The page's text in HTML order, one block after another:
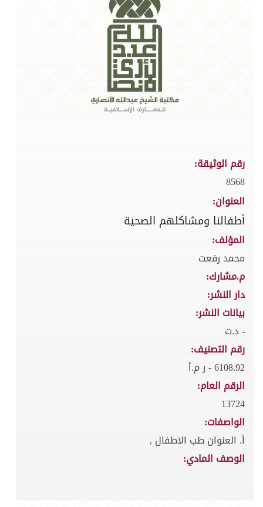
رقم الوثيقة:
8568
العنوان:
أطفالنا ومشاكلهم الصحية
المؤلف:
محمد رفعت
م.مشارك:
دار النشر:
بيانات النشر:
- د.ت
رقم التصنيف:
6108.92 - ر م.أ
الرقم العام:
13724
الواصفات:
أ. العنوان طب الاطفال ,
الوصف المادي: